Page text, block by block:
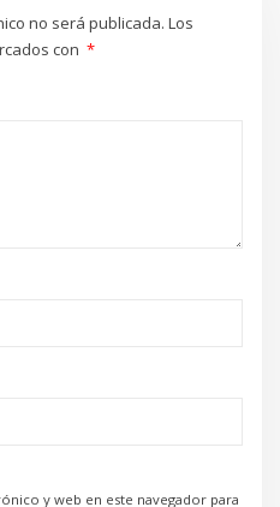
no será publicada. Los
con *
y web en este navegador para